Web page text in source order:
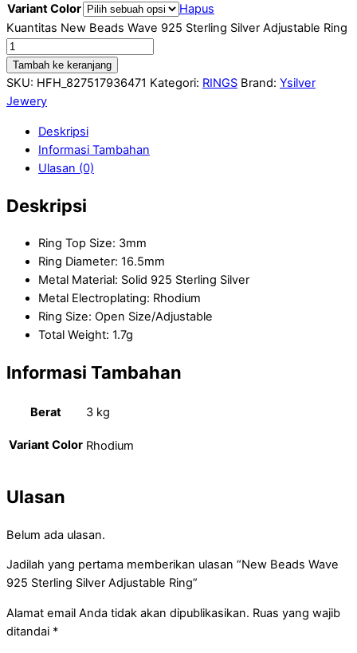
Variant Color
Hapus
Kuantitas New Beads Wave 925 Sterling Silver Adjustable Ring
Tambah ke keranjang
SKU: HFH_827517936471 Kategori: RINGS Brand: Ysilver
Jewery
Deskripsi
Informasi Tambahan
Ulasan (0)
Deskripsi
Ring Top Size: 3mm
Ring Diameter: 16.5mm
Metal Material: Solid 925 Sterling Silver
Metal Electroplating: Rhodium
Ring Size: Open Size/Adjustable
Total Weight: 1.7g
Informasi Tambahan
Berat 3 kg
Variant Color Rhodium
Ulasan
Belum ada ulasan.
Jadilah yang pertama memberikan ulasan “New Beads Wave
925 Sterling Silver Adjustable Ring”
Alamat email Anda tidak akan dipublikasikan. Ruas yang wajib
ditandai *